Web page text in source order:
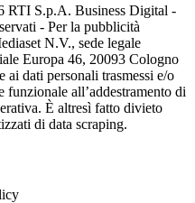
RTI S.p.A. Business Digital -
- Per la pubblicità
N.V., sede legale
Europa 46, 20093 Cologno
ai dati personali trasmessi e/o
all’addestramento di
È altresì fatto divieto
di data scraping.